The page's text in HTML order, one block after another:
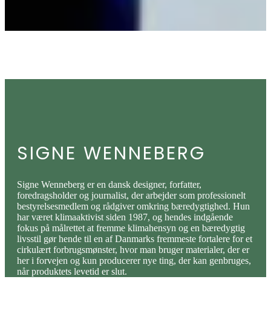
SIGNE WENNEBERG
Signe Wenneberg er en dansk designer, forfatter,
foredragsholder og journalist, der arbejder som professionelt
bestyrelsesmedlem og rådgiver omkring bæredygtighed. Hun
har været klimaaktivist siden 1987, og hendes indgående
fokus på målrettet at fremme klimahensyn og en bæredygtig
livsstil gør hende til en af Danmarks fremmeste fortalere for et
cirkulært forbrugsmønster, hvor man bruger materialer, der er
her i forvejen og kun producerer nye ting, der kan genbruges,
når produktets levetid er slut.